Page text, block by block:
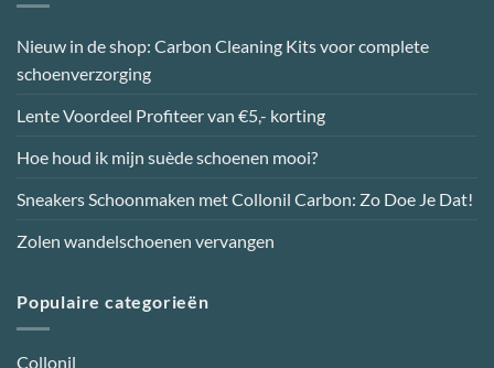
Nieuw in de shop: Carbon Cleaning Kits voor complete
schoenverzorging
Lente Voordeel Profiteer van €5,- korting
Hoe houd ik mijn suède schoenen mooi?
Sneakers Schoonmaken met Collonil Carbon: Zo Doe Je Dat!
Zolen wandelschoenen vervangen
Populaire categorieën
Collonil